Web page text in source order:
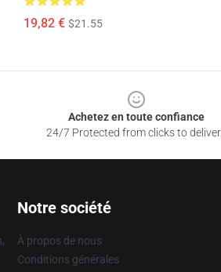
19,82 € $21.55
Achetez en toute confiance
24/7 Protected from clicks to
Notre société
À propos de nous
Conditions générales